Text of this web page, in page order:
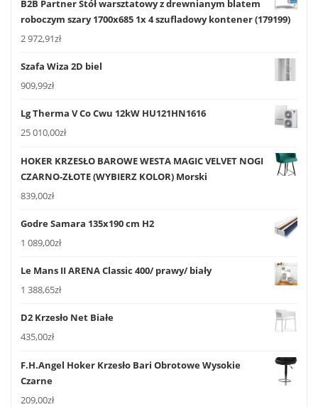
B2B Partner Stół warsztatowy z drewnianym blatem
roboczym szary 1700x685 1x 4 szufladowy kontener (179199)
2 972,91zł
Szafa Wiza 2D biel
909,99zł
Lg Therma V Co Cwu 12kW HU121HN1616
25 010,00zł
HOKER KRZESŁO BAROWE WESTA MAGIC VELVET NOGI
CZARNO-ZŁOTE (WYBIERZ KOLOR) Morski
839,00zł
Godre Samara 135x190 cm H2
1 089,00zł
Le Mans II ARENA Classic 400/ prawy/ biały
1 388,65zł
D2 Krzesło Net Białe
435,00zł
F.H.Angel Hoker Krzesło Bari Obrotowe Wysokie
Czarne
209,00zł